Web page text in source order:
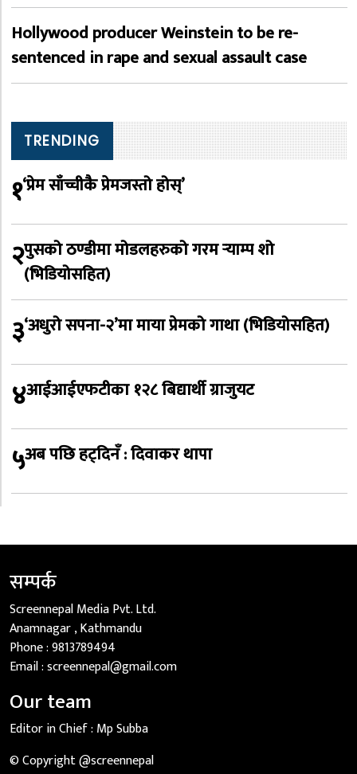
Hollywood producer Weinstein to be re-
sentenced in rape and sexual assault case
TRENDING
१‘प्रेम साँच्चीकै प्रेमजस्तो होस्’
२पुसको ठण्डीमा मोडलहरुको गरम र्‍याम्प शो
(भिडियोसहित)
३‘अधुरो सपना-२’मा माया प्रेमको गाथा (भिडियोसहित)
४आईआईएफटीका १२८ बिद्यार्थी ग्राजुयट
५अब पछि हट्दिनँ : दिवाकर थापा
सम्पर्क
Screennepal Media Pvt. Ltd.
Anamnagar , Kathmandu
Phone :9813789494
Email :screennepal@gmail.com
Our team
Editor in Chief : Mp Subba
© Copyright @screennepal